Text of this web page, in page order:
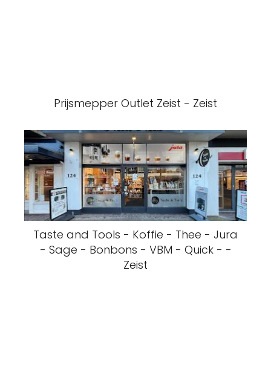
Prijsmepper Outlet Zeist - Zeist
Taste and Tools - Koffie - Thee - Jura
- Sage - Bonbons - VBM - Quick - -
Zeist